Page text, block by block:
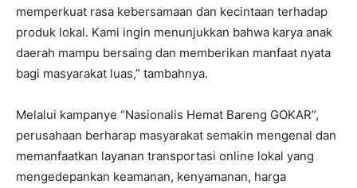
memperkuat rasa kebersamaan dan kecintaan terhadap
produk lokal. Kami ingin menunjukkan bahwa karya anak
daerah mampu bersaing dan memberikan manfaat nyata
bagi masyarakat luas,” tambahnya.
Melalui kampanye “Nasionalis Hemat Bareng GOKAR”,
perusahaan berharap masyarakat semakin mengenal dan
memanfaatkan layanan transportasi online lokal yang
mengedepankan keamanan, kenyamanan, harga